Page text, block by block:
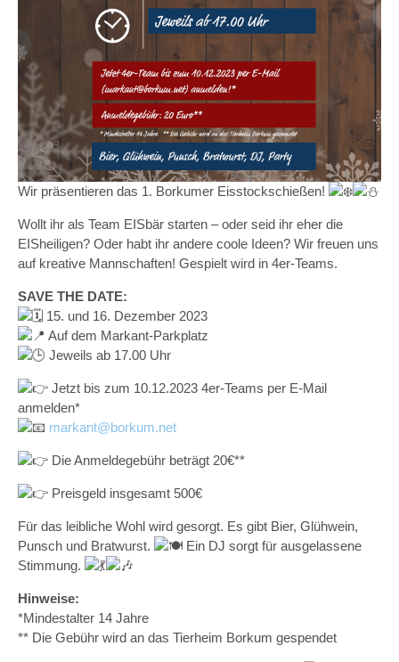
Wir präsentieren das 1. Borkumer Eisstockschießen!
Wollt ihr als Team EISbär starten – oder seid ihr eher die
EISheiligen? Oder habt ihr andere coole Ideen? Wir freuen uns
auf kreative Mannschaften! Gespielt wird in 4er-Teams.
SAVE THE DATE:
15. und 16. Dezember 2023
Auf dem Markant-Parkplatz
Jeweils ab 17.00 Uhr
Jetzt bis zum 10.12.2023 4er-Teams per E-Mail
anmelden*
markant@borkum.net
Die Anmeldegebühr beträgt 20€**
Preisgeld insgesamt 500€
Für das leibliche Wohl wird gesorgt. Es gibt Bier, Glühwein,
Punsch und Bratwurst.
Ein DJ sorgt für ausgelassene
Stimmung.
Hinweise:
*Mindestalter 14 Jahre
** Die Gebühr wird an das Tierheim Borkum gespendet